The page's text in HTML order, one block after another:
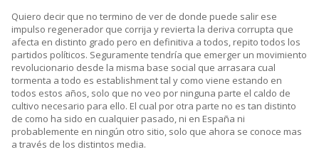
Quiero decir que no termino de ver de donde puede salir ese
impulso regenerador que corrija y revierta la deriva corrupta que
afecta en distinto grado pero en definitiva a todos, repito todos los
partidos políticos. Seguramente tendría que emerger un movimiento
revolucionario desde la misma base social que arrasara cual
tormenta a todo es establishment tal y como viene estando en
todos estos años, solo que no veo por ninguna parte el caldo de
cultivo necesario para ello. El cual por otra parte no es tan distinto
de como ha sido en cualquier pasado, ni en España ni
probablemente en ningún otro sitio, solo que ahora se conoce mas
a través de los distintos media.